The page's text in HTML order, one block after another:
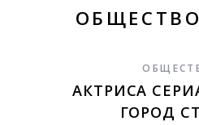
ОБЩЕСТВО
АКТРИСА
ГОРОД